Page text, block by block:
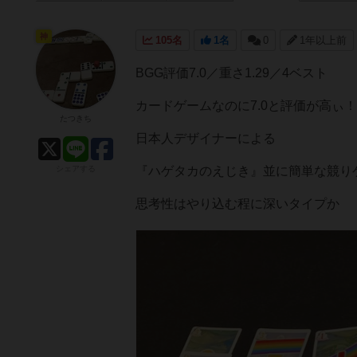
105名 1名 0 1年以上前
BGG評価7.0／重さ1.29／4ベスト
カードゲームなのに7.0と評価が高ぃ！
日本人デザイナーによる
『ハゲタカのえじき』並に簡単な競り
思考性はやり込む程に深いタイプか